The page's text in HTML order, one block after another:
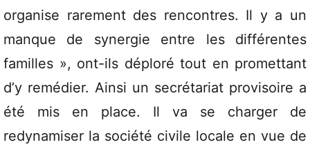
organise rarement des rencontres. Il y a un
manque de synergie entre les différentes
familles », ont-ils déploré tout en promettant
d’y remédier. Ainsi un secrétariat provisoire a
été mis en place. Il va se charger de
redynamiser la société civile locale en vue de